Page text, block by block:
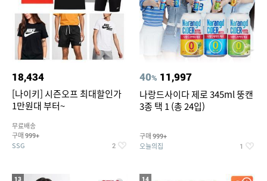
18,434
[나이키] 시즌오프 최대할인가
1만원대 부터~
무료배송
구매 999+
SSG 2
40% 11,997
나랑드사이다 제로 345ml 뚱캔
3종 택 1 (총 24입)
구매 999+
오늘의집 1
13 14